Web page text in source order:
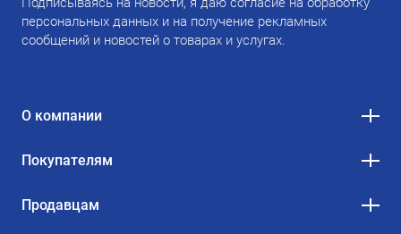
персональных данных и на получение рекламных
сообщений и новостей о товарах и услугах.
О компании
Покупателям
Продавцам